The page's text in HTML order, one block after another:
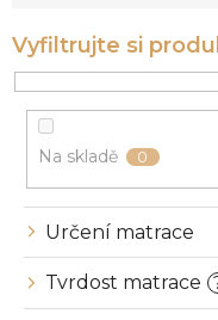
p
r
o
Na skladě 0
Tvrdost matrace
Určení matrace